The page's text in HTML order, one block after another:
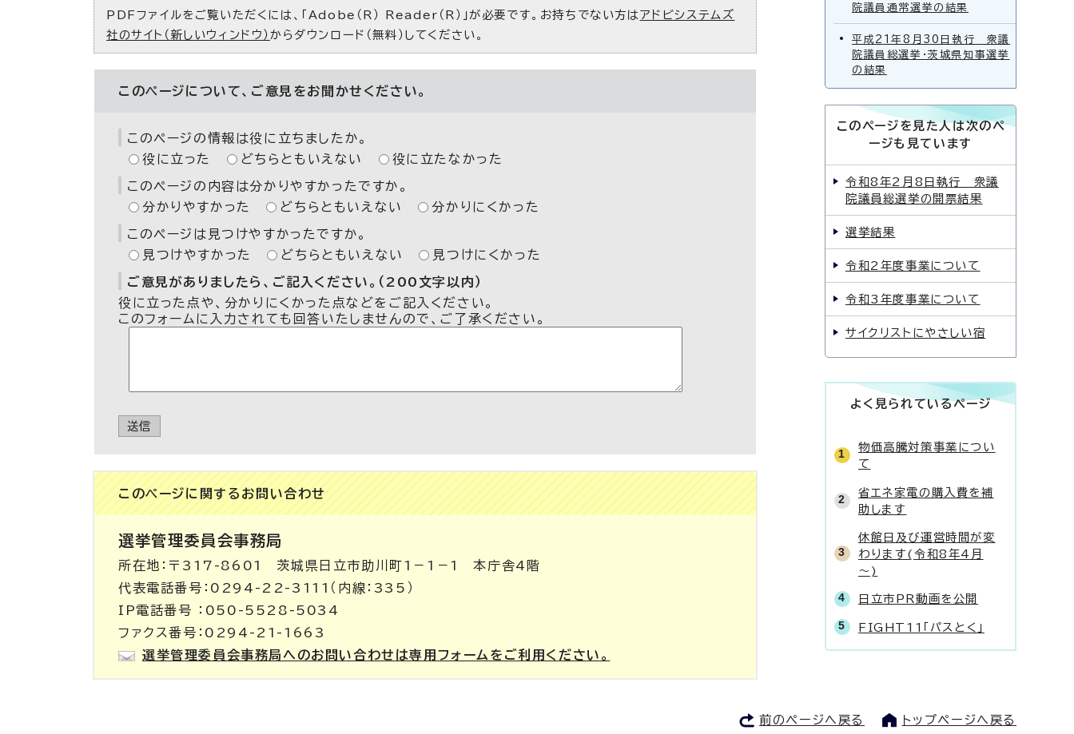
PDFファイルをご覧いただくには、「Adobe（R） Reader（R）」が必要です。お持ちでない方は アドビシステムズ
社のサイト（新しいウィンドウ） からダウンロード（無料）してください。
このページについて、ご意見をお聞かせください。
このページの情報は役に立ちましたか。
役に立った
どちらともいえない 役に立たなかった
このページの内容は分かりやすかったですか。
分かりやすかった
どちらともいえない 分かりにくかった
このページは見つけやすかったですか。
見つけやすかった
どちらともいえない 見つけにくかった
ご意見がありましたら、ご記入ください。（200文字以内）
役に立った点や、分かりにくかった点などをご記入ください。
このフォームに入力されても回答いたしませんので、ご了承ください。
送信
このページに関する お問い合わせ
選挙管理委員会事務局
所在地：〒317-8601 茨城県日立市助川町1－1－1 本庁舎4階
代表電話番号：0294-22-3111（内線：335）
IP電話番号 ：050-5528-5034
ファクス番号：0294-21-1663
選挙管理委員会事務局へのお問い合わせは専用フォームをご利用ください。
院議員通常選挙の結果
平成21年8月30日執行 衆議
院議員総選挙・茨城県知事選挙
の結果
このページを見た人は次のペ
ージも見ています
令和8年2月8日執行 衆議
院議員総選挙の開票結果
選挙結果
令和2年度事業について
令和3年度事業について
サイクリストにやさしい宿
よく見られているページ
物価高騰対策事業につい
て
省エネ家電の購入費を補
助します
休館日及び運営時間が変
わります(令和8年4月
～)
日立市PR動画を公開
FIGHT11「パスとく」
前のページへ戻る トップページへ戻る